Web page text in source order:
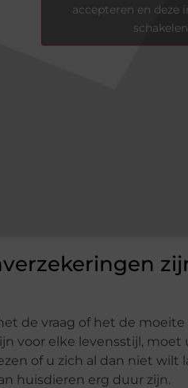
accepteren en deze
schakelen
de vraag of het de
voor elke levensstijl,
of u zich al dan niet
huisdieren erg duur zijn.